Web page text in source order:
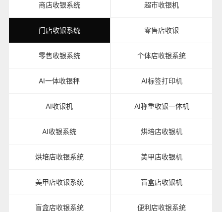
商店收银系统 超市收银机
门店收银系统 零售店收银
零售收银系统 个体店收银系统
AI一体收银秤 AI标签打印机
AI收银机 AI称重收银一体机
AI收银系统 烘培店收银机
烘培店收银系统 美甲店收银机
美甲店收银系统 盲盒店收银机
盲盒店收银系统 便利店收银系统